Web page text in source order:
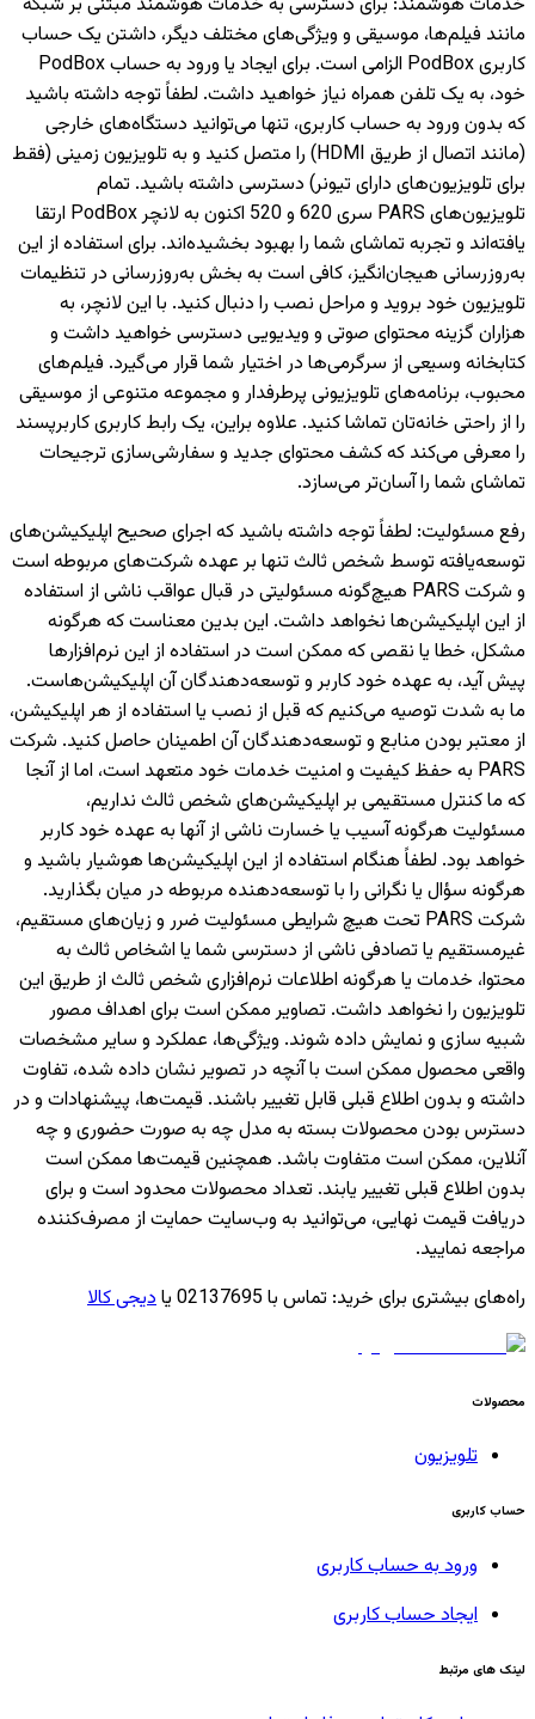
مانند فیلم‌ها، موسیقی و ویژگی‌های مختلف دیگر، داشتن یک حساب
کاربری PodBox الزامی است. برای ایجاد یا ورود به حساب PodBox
خود، به یک تلفن همراه نیاز خواهید داشت. لطفاً توجه داشته باشید
که بدون ورود به حساب کاربری، تنها می‌توانید دستگاه‌های خارجی
(مانند اتصال از طریق HDMI) را متصل کنید و به تلویزیون‌ زمینی (فقط
برای تلویزیون‌های دارای تیونر) دسترسی داشته باشید. تمام
تلویزیون‌های PARS سری 620 و 520 اکنون به لانچر PodBox ارتقا
یافته‌اند و تجربه تماشای شما را بهبود بخشیده‌اند. برای استفاده از این
به‌روزرسانی هیجان‌انگیز، کافی است به بخش به‌روزرسانی در تنظیمات
تلویزیون خود بروید و مراحل نصب را دنبال کنید. با این لانچر، به
هزاران گزینه محتوای صوتی و ویدیویی دسترسی خواهید داشت و
کتابخانه وسیعی از سرگرمی‌ها در اختیار شما قرار می‌گیرد. فیلم‌های
محبوب، برنامه‌های تلویزیونی پرطرفدار و مجموعه متنوعی از موسیقی
را از راحتی خانه‌تان تماشا کنید. علاوه براین، یک رابط کاربری کاربرپسند
را معرفی می‌کند که کشف محتوای جدید و سفارشی‌سازی ترجیحات
تماشای شما را آسان‌تر می‌سازد.
رفع مسئولیت: لطفاً توجه داشته باشید که اجرای صحیح اپلیکیشن‌های
توسعه‌یافته توسط شخص ثالث تنها بر عهده شرکت‌های مربوطه است
و شرکت PARS هیچ‌گونه مسئولیتی در قبال عواقب ناشی از استفاده
از این اپلیکیشن‌ها نخواهد داشت. این بدین معناست که هرگونه
مشکل، خطا یا نقصی که ممکن است در استفاده از این نرم‌افزارها
پیش آید، به عهده خود کاربر و توسعه‌دهندگان آن اپلیکیشن‌هاست.
ما به شدت توصیه می‌کنیم که قبل از نصب یا استفاده از هر اپلیکیشن،
از معتبر بودن منابع و توسعه‌دهندگان آن اطمینان حاصل کنید. شرکت
PARS به حفظ کیفیت و امنیت خدمات خود متعهد است، اما از آنجا
که ما کنترل مستقیمی بر اپلیکیشن‌های شخص ثالث نداریم،
مسئولیت هرگونه آسیب یا خسارت ناشی از آنها به عهده خود کاربر
خواهد بود. لطفاً هنگام استفاده از این اپلیکیشن‌ها هوشیار باشید و
هرگونه سؤال یا نگرانی را با توسعه‌دهنده مربوطه در میان بگذارید.
شرکت PARS تحت هیچ شرایطی مسئولیت ضرر و زیان‌های مستقیم،
غیرمستقیم یا تصادفی ناشی از دسترسی شما یا اشخاص ثالث به
محتوا، خدمات یا هرگونه اطلاعات نرم‌افزاری شخص ثالث از طریق این
تلویزیون را نخواهد داشت. تصاویر ممکن است برای اهداف مصور
شبیه سازی و نمایش داده شوند. ویژگی‌ها، عملکرد و سایر مشخصات
واقعی محصول ممکن است با آنچه در تصویر نشان داده شده، تفاوت
داشته و بدون اطلاع قبلی قابل تغییر باشند. قیمت‌ها، پیشنهادات و در
دسترس بودن محصولات بسته به مدل چه به صورت حضوری و چه
آنلاین، ممکن است متفاوت باشد. همچنین قیمت‌ها ممکن است
بدون اطلاع قبلی تغییر یابند. تعداد محصولات محدود است و برای
دریافت قیمت نهایی، می‌توانید به وب‌سایت حمایت از مصرف‌کننده
مراجعه نمایید.
راه‌های بیشتری برای خرید: تماس با 02137695 یا دیجی کالا
محصولات
تلویزیون
حساب کاربری
ورود به حساب کاربری
ایجاد حساب کاربری
لینک های مرتبط